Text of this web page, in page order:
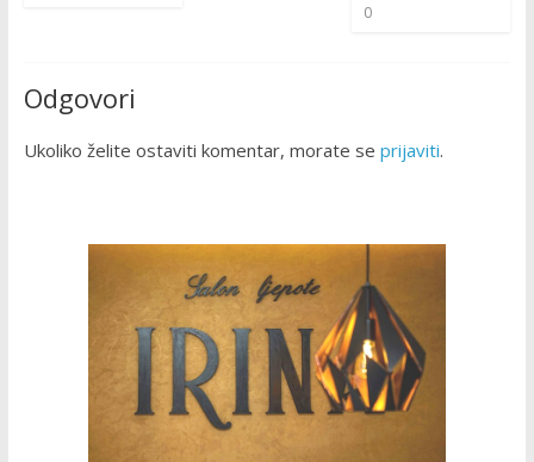
0
Odgovori
Ukoliko želite ostaviti komentar, morate se prijaviti.